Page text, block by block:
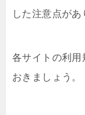
した注意点があ
各サイトの利用
おきましょう。